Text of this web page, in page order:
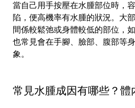
當自己用手按壓在水腫部位時，
陷，便高機率有水腫的狀況。大
間係較鬆弛或身體較低的部位，
也常見會在手腳、臉部、腹部等
象。
常見水腫成因有哪些？體